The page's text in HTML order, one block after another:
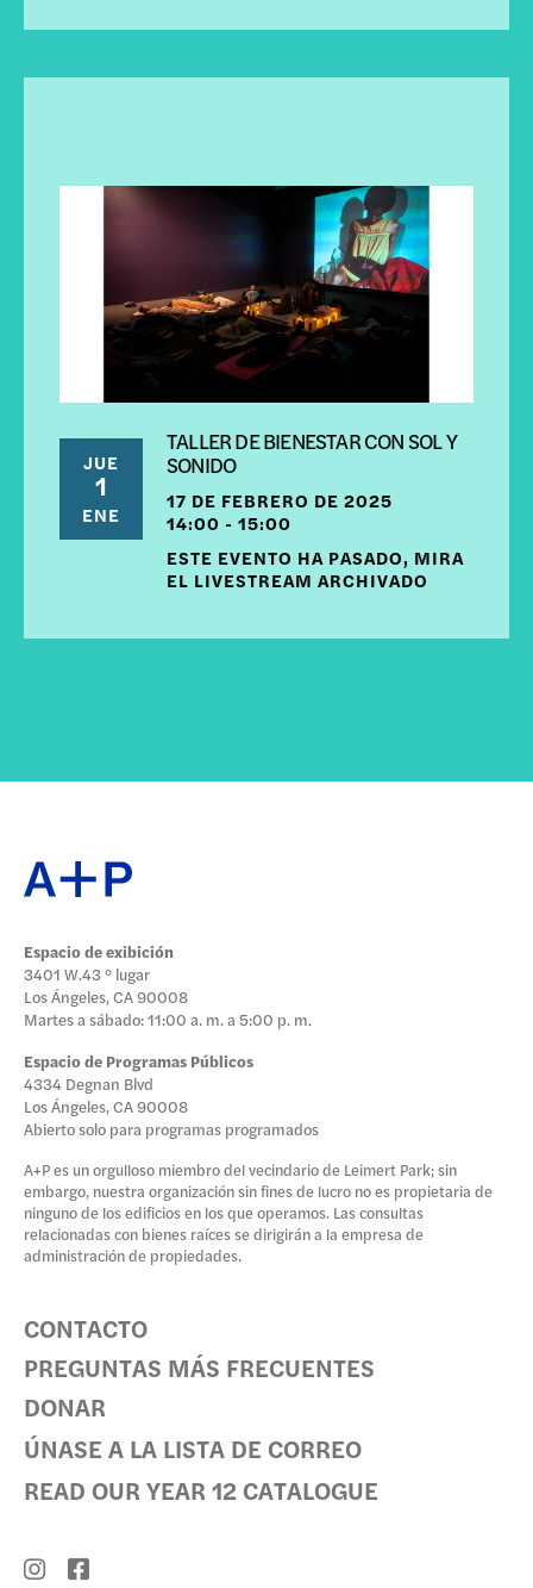
JUE
1
ENE
TALLER DE BIENESTAR CON SOL Y
SONIDO
17 DE FEBRERO DE 2025
14:00 - 15:00
ESTE EVENTO HA PASADO, MIRA
EL LIVESTREAM ARCHIVADO
Espacio de exibición
3401 W.43 ° lugar
Los Ángeles, CA 90008
Martes a sábado: 11:00 a. m. a 5:00 p. m.
Espacio de Programas Públicos
4334 Degnan Blvd
Los Ángeles, CA 90008
Abierto solo para programas programados
A+P es un orgulloso miembro del vecindario de Leimert Park; sin
embargo, nuestra organización sin fines de lucro no es propietaria de
ninguno de los edificios en los que operamos. Las consultas
relacionadas con bienes raíces se dirigirán a la empresa de
administración de propiedades.
CONTACTO
PREGUNTAS MÁS FRECUENTES
DONAR
ÚNASE A LA LISTA DE CORREO
READ OUR YEAR 12 CATALOGUE